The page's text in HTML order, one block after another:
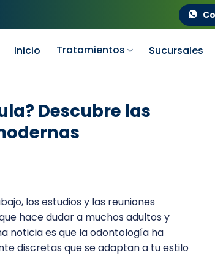
Inicio Tratamientos Sucursales
Descubre las
los estudios y las reuniones
hace dudar a muchos adultos y
noticia es que la odontología ha
discretas que se adaptan a tu estilo